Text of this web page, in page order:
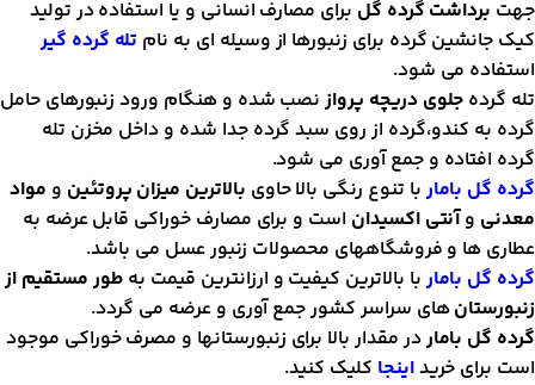
برداشت گرده گلبرای مصارف انسانی و یا استفاده در تولید
جانشین گرده برای زنبورها از وسیله ای به نام تله گرده گیر
می شود.
گردهجلوی دریچه پروازنصب شده و هنگام ورود زنبورهای حامل
به کندو،گرده از روی سبد گرده جدا شده و داخل مخزن تله
افتاده و جمع آوری می شود.
گل باماربا تنوع رنگی بالا حاوی بالاترین میزان پروتئینو مواد
وآنتی اکسیداناست و برای مصارف خوراکی قابل عرضه به
ها و فروشگاههای محصولات زنبور عسل می باشد.
گل باماربا بالاترین کیفیت و ارزانترین قیمت بهطور مستقیم از
های سراسر کشور جمع آوری و عرضه می گردد.
گل باماردر مقدار بالا برای زنبورستانها و مصرف خوراکی موجود
برای خریداینجاکلیک کنید.